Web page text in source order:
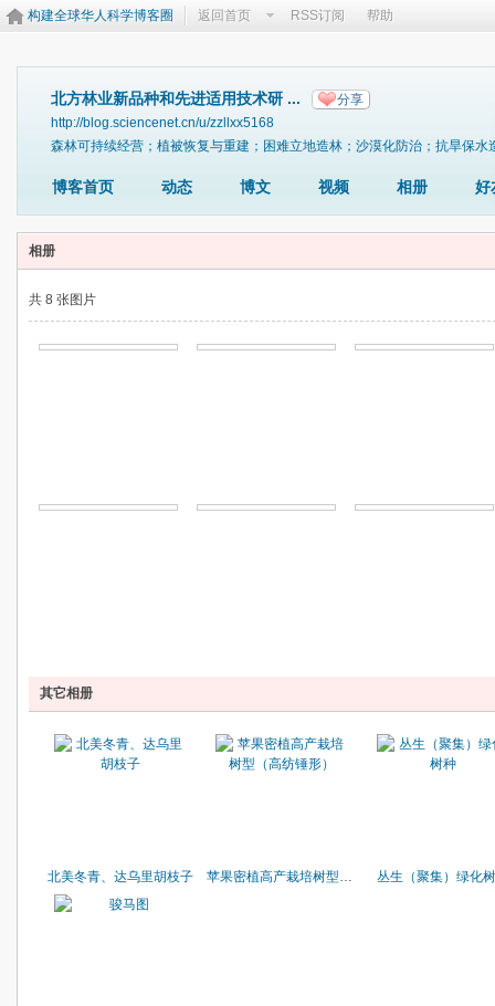
构建全球华人科学博客圈 返回首页 RSS订阅 帮助
北方林业新品种和先进适用技术研 ... 分享
http://blog.sciencenet.cn/u/zzllxx5168
森林可持续经营；植被恢复与重建；困难立地造林；沙漠化防治；抗旱保
博客首页 动态 博文 视频 相册 好
相册
共 8 张图片
其它相册
北美冬青、达乌里胡枝子 苹果密植高产栽培树型（高纺锤形） 丛生（聚集）绿化